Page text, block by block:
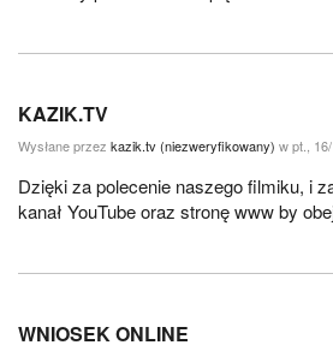
KAZIK.TV
Wysłane przez kazik.tv (niezweryfikowany) w pt.,
Dzięki za polecenie naszego filmiku, i
kanał YouTube oraz stronę www by
WNIOSEK ONLINE